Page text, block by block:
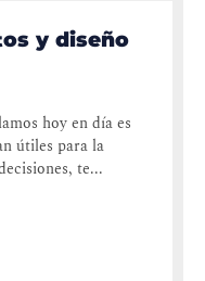
y diseño
hoy en día es
útiles para la
te...